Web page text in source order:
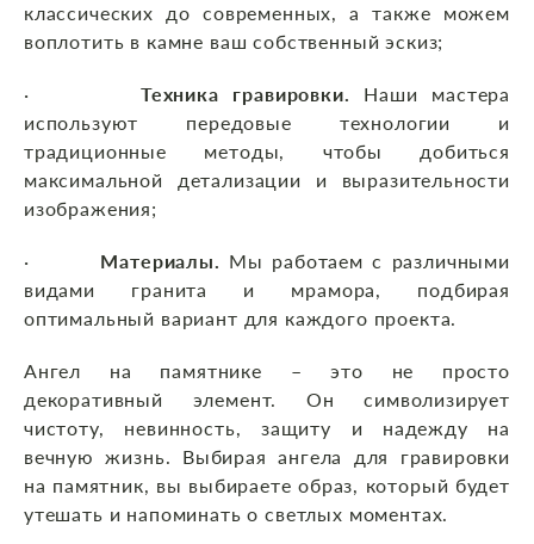
классических до современных, а также можем
воплотить в камне ваш собственный эскиз;
· Техника гравировки. Наши мастера
используют передовые технологии и
традиционные методы, чтобы добиться
максимальной детализации и выразительности
изображения;
· Материалы. Мы работаем с различными
видами гранита и мрамора, подбирая
оптимальный вариант для каждого проекта.
Ангел на памятнике – это не просто
декоративный элемент. Он символизирует
чистоту, невинность, защиту и надежду на
вечную жизнь. Выбирая ангела для гравировки
на памятник, вы выбираете образ, который будет
утешать и напоминать о светлых моментах.